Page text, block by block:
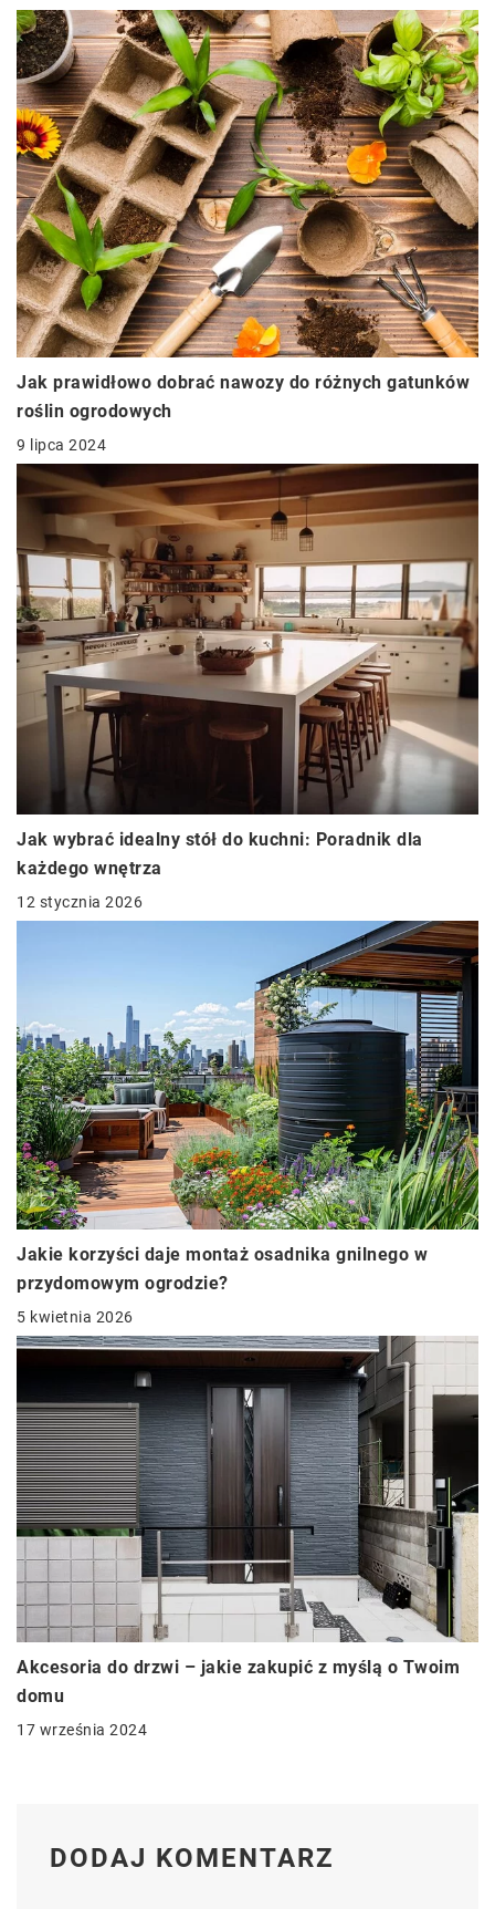
Jak prawidłowo dobrać nawozy do różnych gatunków
roślin ogrodowych
9 lipca 2024
Jak wybrać idealny stół do kuchni: Poradnik dla
każdego wnętrza
12 stycznia 2026
Jakie korzyści daje montaż osadnika gnilnego w
przydomowym ogrodzie?
5 kwietnia 2026
Akcesoria do drzwi – jakie zakupić z myślą o Twoim
domu
17 września 2024
DODAJ KOMENTARZ